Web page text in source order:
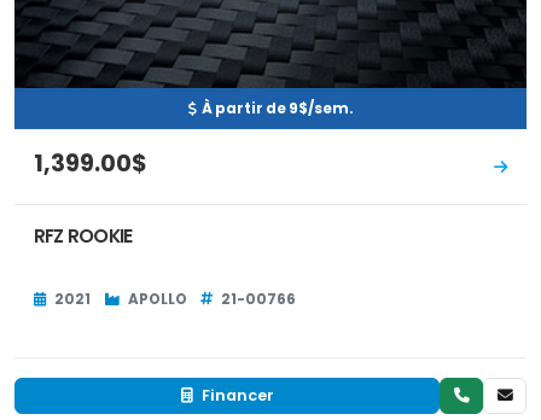
À partir de 9$/sem.
1,399.00$
RFZ ROOKIE
2021 APOLLO 21-00766
Financer